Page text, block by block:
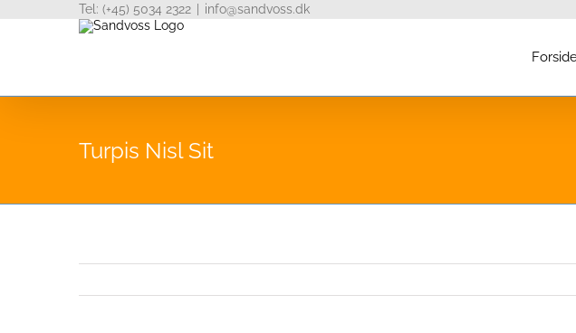
Tel: (+45) 5034 2322 info@sandvoss.dk
Turpis Nisl Sit